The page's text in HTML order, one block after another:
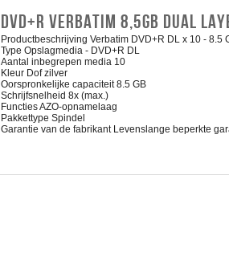
DVD+R VERBATIM 8,5GB DUAL
Productbeschrijving Verbatim DVD+R DL x 10 - 8.5
Type Opslagmedia - DVD+R DL
Aantal inbegrepen media 10
Kleur Dof zilver
Oorspronkelijke capaciteit 8.5 GB
Schrijfsnelheid 8x (max.)
Functies AZO-opnamelaag
Pakkettype Spindel
Garantie van de fabrikant Levenslange beperkte